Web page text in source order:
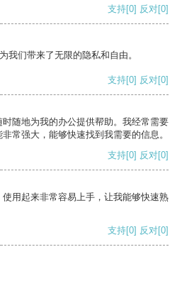
支持[0] 反对[0]
我们带来了无限的隐私和自由。
支持[0] 反对[0]
随地为我的办公提供帮助。我经常需要
常强大，能够快速找到我需要的信息。
支持[0] 反对[0]
用起来非常容易上手，让我能够快速熟
支持[0] 反对[0]